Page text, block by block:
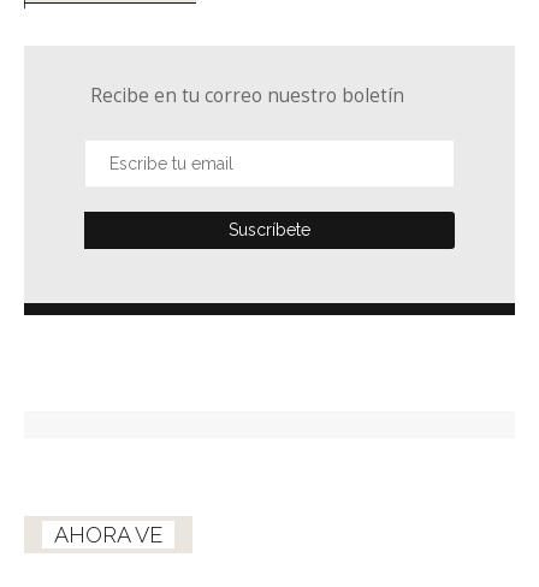
Recibe en tu correo nuestro boletín
AHORA VE